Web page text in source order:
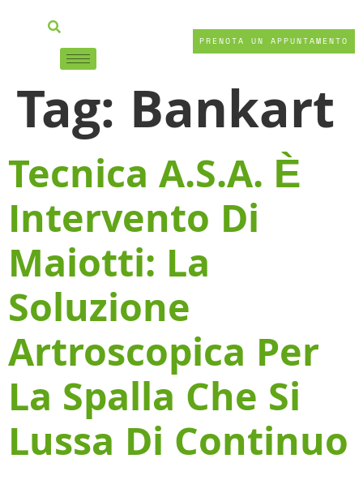
PRENOTA UN APPUNTAMENTO
Tag: Bankart
Tecnica A.S.A. È
Intervento Di
Maiotti: La
Soluzione
Artroscopica Per
La Spalla Che Si
Lussa Di Continuo